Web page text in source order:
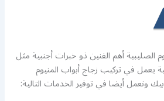
الصليبية أهم الفنين ذو خبرات أجنبية مثل
يعمل في تركيب زجاج أبواب المنيوم
ونعمل أيضا في توفير الخدمات التالية: